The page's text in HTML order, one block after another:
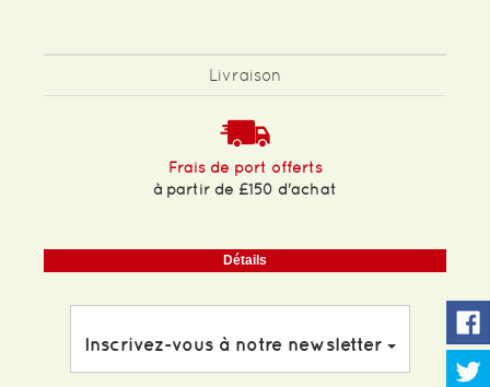
Livraison
Frais de port offerts
à partir de £150 d'achat
Détails
Inscrivez-vous à notre newsletter